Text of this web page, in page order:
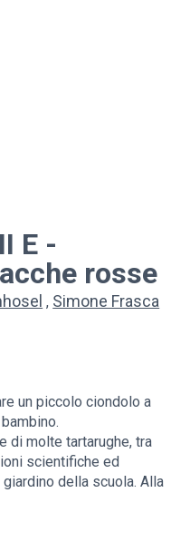
E -
rosse
Simone Frasca
un piccolo ciondolo a
di molte tartarughe, tra
scientifiche ed
della scuola. Alla
anzi due...